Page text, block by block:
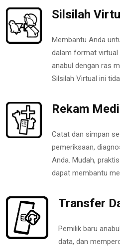
Silsilah
Membantu Anda
dalam format virtual
anabul dengan ras
Silsilah Virtual ini
Rekam
Catat dan simpan
pemeriksaan,
Anda. Mudah,
dapat membantu
Transfer
Pemilik baru
data, dan